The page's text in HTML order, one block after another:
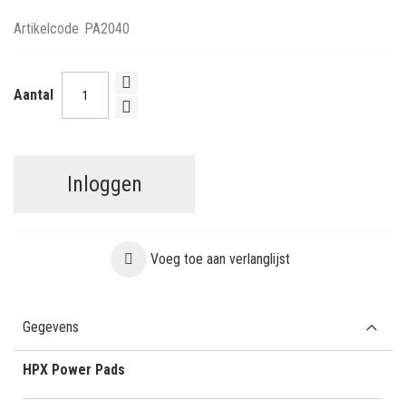
Artikelcode PA2040
Aantal
Inloggen
Voeg toe aan verlanglijst
Gegevens
HPX Power Pads